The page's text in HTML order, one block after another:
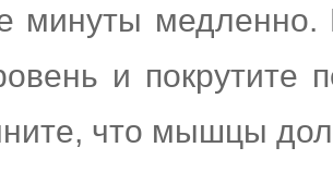
минуты медленно.
и покрутите
что мышцы